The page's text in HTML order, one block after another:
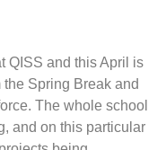
QISS and this April is
Spring Break and
The whole school
and on this particular